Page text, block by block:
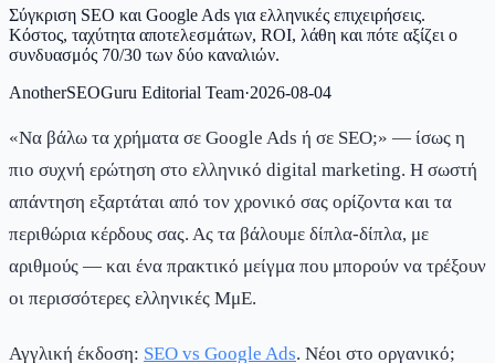
Σύγκριση SEO και Google Ads για ελληνικές επιχειρήσεις.
Κόστος, ταχύτητα αποτελεσμάτων, ROI, λάθη και πότε αξίζει ο
συνδυασμός 70/30 των δύο καναλιών.
AnotherSEOGuru Editorial Team·2026-08-04
«Να βάλω τα χρήματα σε Google Ads ή σε SEO;» — ίσως η
πιο συχνή ερώτηση στο ελληνικό digital marketing. Η σωστή
απάντηση εξαρτάται από τον χρονικό σας ορίζοντα και τα
περιθώρια κέρδους σας. Ας τα βάλουμε δίπλα-δίπλα, με
αριθμούς — και ένα πρακτικό μείγμα που μπορούν να τρέξουν
οι περισσότερες ελληνικές ΜμΕ.
Αγγλική έκδοση: SEO vs Google Ads. Νέοι στο οργανικό;